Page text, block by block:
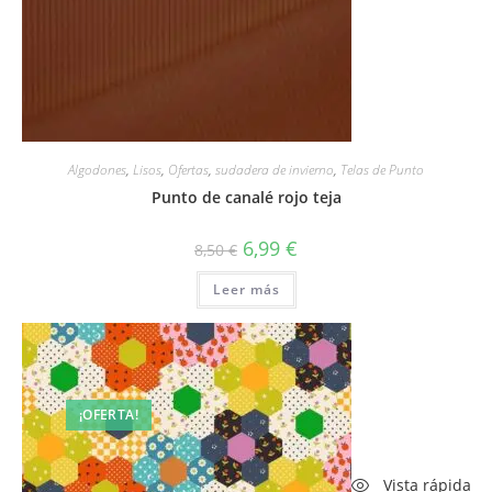
Algodones, Lisos, Ofertas, sudadera de invierno, Telas de Punto
Punto de canalé rojo teja
8,50€ El
precio
original
era:
8,50 €.
6,99 €
Leer más
¡OFERTA!
Vista rápida